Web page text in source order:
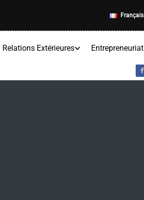
Français
Relations Extérieures Entrepreneuriat